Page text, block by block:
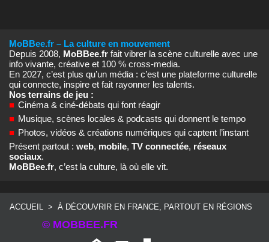
MoBBee.fr – La culture en mouvement
Depuis 2008, MoBBee.fr fait vibrer la scène culturelle avec une
info vivante, créative et 100 % cross‑media.
En 2027, c’est plus qu’un média : c’est une plateforme culturelle
qui connecte, inspire et fait rayonner les talents.
Nos terrains de jeu :
■ Cinéma & ciné‑débats qui font réagir
■ Musique, scènes locales & podcasts qui donnent le tempo
■ Photos, vidéos & créations numériques qui captent l’instant
Présent partout : web, mobile, TV connectée, réseaux
sociaux.
MoBBee.fr, c’est la culture, là où elle vit.
ACCUEIL > À DÉCOUVRIR EN FRANCE, PARTOUT EN RÉGIONS
© MOBBEE.FR